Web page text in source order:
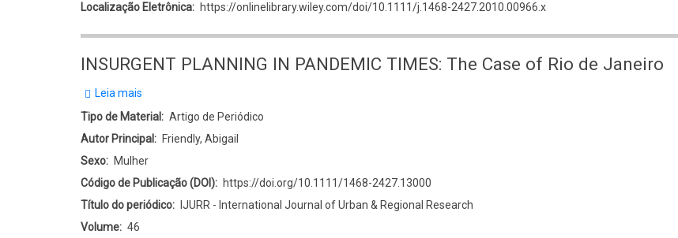
Localização Eletrônica
https://onlinelibrary.wiley.com/doi/10.1111/j.1468-2427.2010.00966.x
INSURGENT PLANNING IN PANDEMIC TIMES: The Case of Rio de Janeiro
Leia mais
INSURGENT
PLANNING
IN
PANDEMIC
TIMES:
Tipo de Material
Artigo de Periódico
Autor Principal
Friendly, Abigail
Sexo
Mulher
Código de Publicação (DOI)
https://doi.org/10.1111/1468-2427.13000
Título do periódico
IJURR - International Journal of Urban & Regional Research
Volume
46